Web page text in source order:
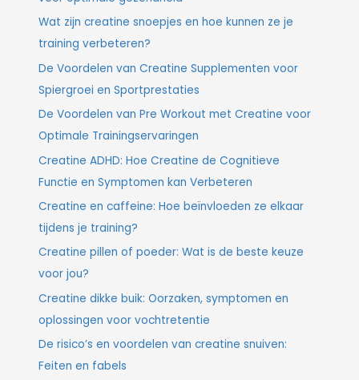
Wat zijn creatine snoepjes en hoe kunnen ze je
training verbeteren?
De Voordelen van Creatine Supplementen voor
Spiergroei en Sportprestaties
De Voordelen van Pre Workout met Creatine voor
Optimale Trainingservaringen
Creatine ADHD: Hoe Creatine de Cognitieve
Functie en Symptomen kan Verbeteren
Creatine en caffeine: Hoe beïnvloeden ze elkaar
tijdens je training?
Creatine pillen of poeder: Wat is de beste keuze
voor jou?
Creatine dikke buik: Oorzaken, symptomen en
oplossingen voor vochtretentie
De risico’s en voordelen van creatine snuiven:
Feiten en fabels